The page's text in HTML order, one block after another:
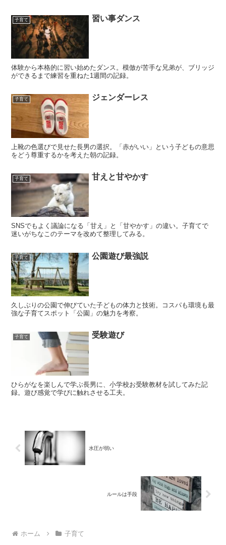
子育て 習い事ダンス
体験から本格的に習い始めたダンス。模倣が苦手な兄弟が、ブリッジ
ができるまで練習を重ねた1週間の記録。
子育て ジェンダーレス
上靴の色選びで見せた長男の選択。「赤がいい」という子どもの意思
をどう尊重するかを考えた朝の記録。
子育て 甘えと甘やかす
SNSでもよく議論になる「甘え」と「甘やかす」の違い。子育てで
迷いがちなこのテーマを改めて整理してみる。
子育て 公園遊び最強説
久しぶりの公園で伸びていた子どもの体力と技術。コスパも環境も最
強な子育てスポット「公園」の魅力を考察。
子育て 受験遊び
ひらがなを楽しんで学ぶ長男に、小学校お受験教材を試してみた記
録。遊び感覚で学びに触れさせる工夫。
水圧が弱い
ルールは手段
ホーム 子育て